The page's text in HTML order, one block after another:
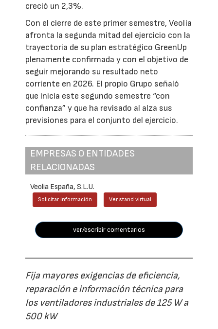
creció un 2,3%.
Con el cierre de este primer semestre, Veolia
afronta la segunda mitad del ejercicio con la
trayectoria de su plan estratégico GreenUp
plenamente confirmada y con el objetivo de
seguir mejorando su resultado neto
corriente en 2026. El propio Grupo señaló
que inicia este segundo semestre “con
confianza” y que ha revisado al alza sus
previsiones para el conjunto del ejercicio.
EMPRESAS O ENTIDADES
RELACIONADAS
Veolia España, S.L.U.
Solicitar información Ver stand virtual
ver/escribir comentarios
Fija mayores exigencias de eficiencia,
reparación e información técnica para
los ventiladores industriales de 125 W a
500 kW